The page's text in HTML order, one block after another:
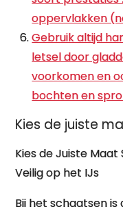
oppervlakken
Gebruik altijd
letsel door
voorkomen en
bochten en
Kies de juiste
Kies de Juiste
Veilig op het IJs
Bij het schaatsen